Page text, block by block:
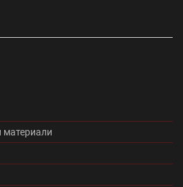
(1)
цена (11)
Промоция Леко (0)
материали